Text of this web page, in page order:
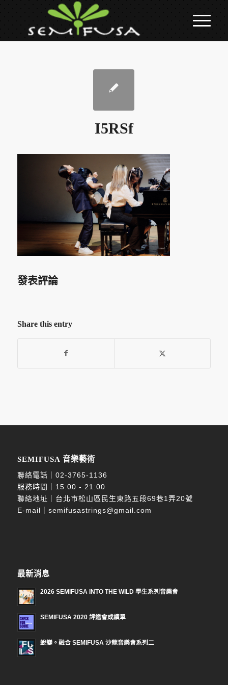
I5RSf
發表評論
Share this entry
SEMIFUSA 音樂藝術
聯絡電話｜ 02-3765-1136
服務時間｜15:00 - 21:00
聯絡地址｜台北市松山區民生東路五段69巷1弄20號
E-mail｜ semifusastrings@gmail.com
最新消息
2026 SEMIFUSA INTO THE WILD 學生系列音樂會
SEMIFUSA 2020 評鑑會成績單
蛻變。融合 SEMIFUSA 沙龍音樂會系列二